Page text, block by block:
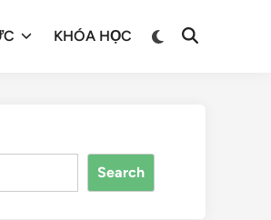
KHÓA HỌC
Search